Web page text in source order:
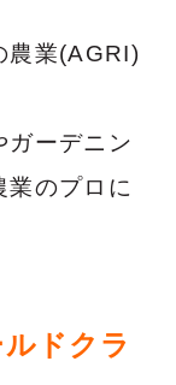
農業(AGRI)
ガーデニン
業のプロに
ドクラ